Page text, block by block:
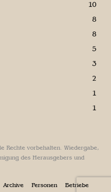
10
8
8
5
3
2
1
1
Rechte vorbehalten. Wiedergabe,
des Herausgebers und
Archive Personen
Betriebe